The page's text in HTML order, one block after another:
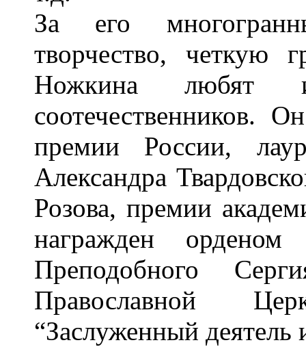
За его
творчество, четкую
Ножкина любят
соотечественников.
премии России,
Александра
Розова, премии
награжден
Преподобного
Православной
“Заслуженный деятель